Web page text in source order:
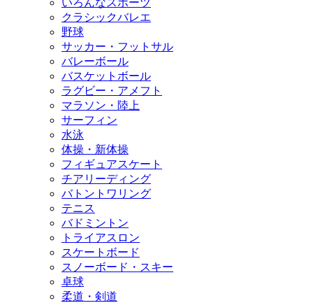
クラシックバレエ
野球
サッカー・フットサル
バレーボール
バスケットボール
ラグビー・アメフト
マラソン・陸上
サーフィン
水泳
体操・新体操
フィギュアスケート
チアリーディング
バトントワリング
テニス
バドミントン
トライアスロン
スケートボード
スノーボード・スキー
卓球
柔道・剣道